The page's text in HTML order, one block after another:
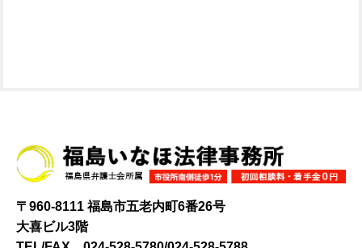
〒960-8111 福島市五老内町6番26号
大喜ビル3階